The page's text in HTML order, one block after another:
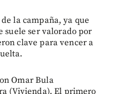
la campaña, ya que
suele ser valorado por
clave para vencer a
Omar Bula
(Vivienda). El primero